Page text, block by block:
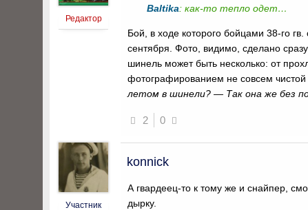
Редактор
Baltika: как-то тепло одет…
Бой, в ходе которого бойцами 38-го
сентября. Фото, видимо, сделано
шинель может быть несколько: от
фотографированием не совсем чистой
летом в шинели? — Так она же без
2 0
Участник
konnick
А гвардеец-то к тому же и снайпер,
дырку.